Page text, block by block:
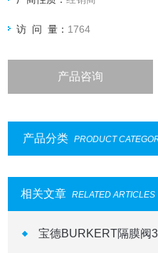
访 问 量： 1764
产品咨询
产品分类 PRODUCT
相关文章 RELATED ARTICLES
宝德BURKERT隔膜阀